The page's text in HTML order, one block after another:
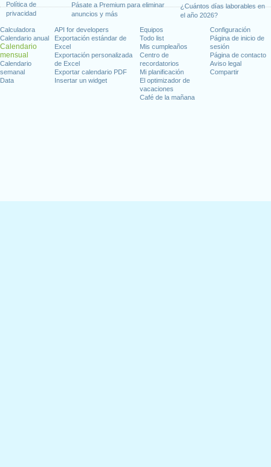
Política de
privacidad
Pásate a Premium para eliminar
anuncios y más
¿Cuántos días laborables en
el año 2026?
Calculadora
Calendario anual
Calendario
mensual
Calendario
semanal
Data
API for developers
Exportación estándar de
Excel
Exportación personalizada
de Excel
Exportar calendario PDF
Insertar un widget
Equipos
Todo list
Mis cumpleaños
Centro de
recordatorios
Mi planificación
El optimizador de
vacaciones
Café de la mañana
Configuración
Página de inicio de
sesión
Página de contacto
Aviso legal
Compartir